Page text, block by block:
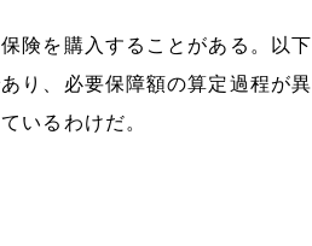
険を購入することがある。以下
り、必要保障額の算定過程が異
いるわけだ。